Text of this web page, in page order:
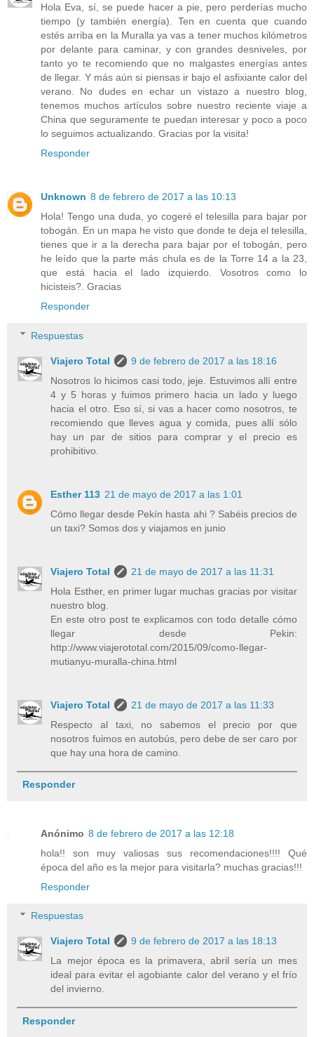
Hola Eva, sí, se puede hacer a pie, pero perderías mucho
tiempo (y también energía). Ten en cuenta que cuando
estés arriba en la Muralla ya vas a tener muchos kilómetros
por delante para caminar, y con grandes desniveles, por
tanto yo te recomiendo que no malgastes energías antes
de llegar. Y más aún si piensas ir bajo el asfixiante calor del
verano. No dudes en echar un vistazo a nuestro blog,
tenemos muchos artículos sobre nuestro reciente viaje a
China que seguramente te puedan interesar y poco a poco
lo seguimos actualizando. Gracias por la visita!
Responder
Unknown 8 de febrero de 2017 a las 10:13
Hola! Tengo una duda, yo cogeré el telesilla para bajar por
tobogán. En un mapa he visto que donde te deja el telesilla,
tienes que ir a la derecha para bajar por el tobogán, pero
he leído que la parte más chula es de la Torre 14 a la 23,
que está hacia el lado izquierdo. Vosotros como lo
hicisteis?. Gracias
Responder
Respuestas
Viajero Total
9 de febrero de 2017 a las 18:16
Nosotros lo hicimos casi todo, jeje. Estuvimos allí entre
4 y 5 horas y fuimos primero hacia un lado y luego
hacia el otro. Eso sí, si vas a hacer como nosotros, te
recomiendo que lleves agua y comida, pues allí sólo
hay un par de sitios para comprar y el precio es
prohibitivo.
Esther 113 21 de mayo de 2017 a las 1:01
Cómo llegar desde Pekín hasta ahi ? Sabéis precios de
un taxi? Somos dos y viajamos en junio
Viajero Total
21 de mayo de 2017 a las 11:31
Hola Esther, en primer lugar muchas gracias por visitar
nuestro blog.
En este otro post te explicamos con todo detalle cómo
llegar desde Pekin:
http://www.viajerototal.com/2015/09/como-llegar-
mutianyu-muralla-china.html
Viajero Total
21 de mayo de 2017 a las 11:33
Respecto al taxi, no sabemos el precio por que
nosotros fuimos en autobús, pero debe de ser caro por
que hay una hora de camino.
Responder
Anónimo 8 de febrero de 2017 a las 12:18
hola!! son muy valiosas sus recomendaciones!!!! Qué
época del año es la mejor para visitarla? muchas gracias!!!
Responder
Respuestas
Viajero Total
9 de febrero de 2017 a las 18:13
La mejor época es la primavera, abril sería un mes
ideal para evitar el agobiante calor del verano y el frío
del invierno.
Responder